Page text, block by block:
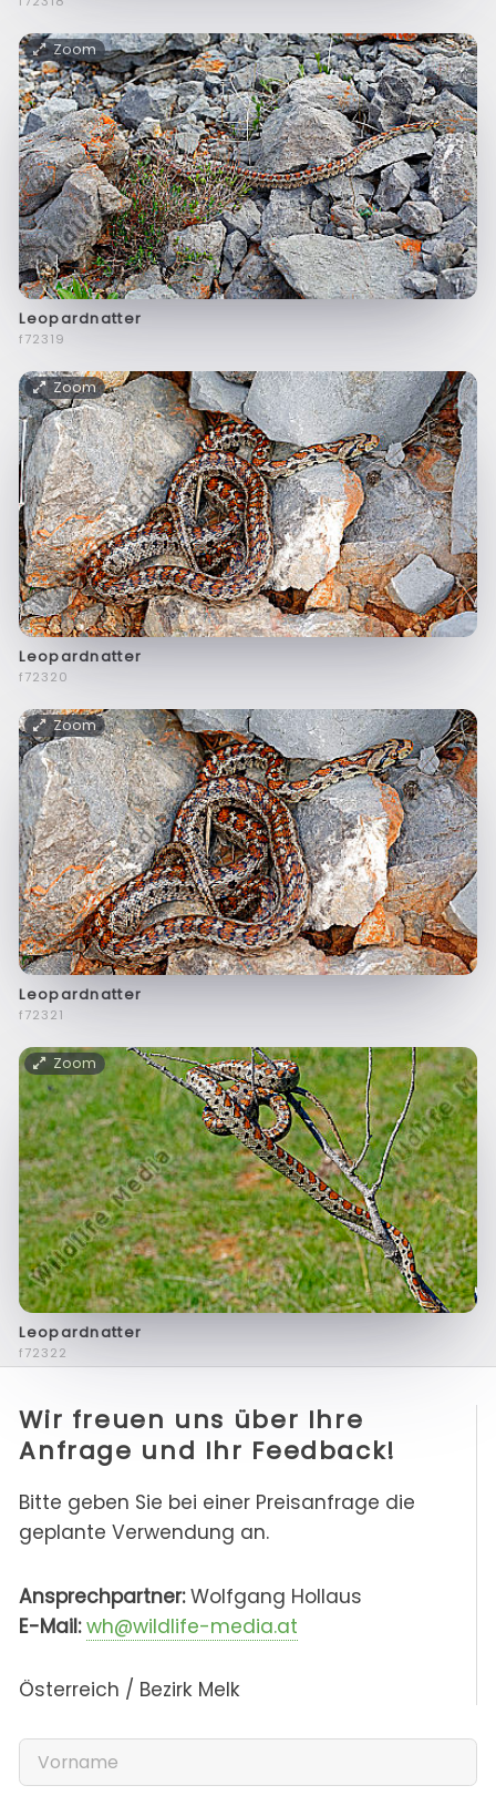
Zoom
Leopardnatter
f72319
Zoom
Leopardnatter
f72320
Zoom
Leopardnatter
f72321
Zoom
Leopardnatter
f72322
Wir freuen uns über Ihre
Anfrage und Ihr Feedback!
Bitte geben Sie bei einer Preisanfrage die
geplante Verwendung an.
Ansprechpartner:Wolfgang Hollaus
E-Mail: wh@wildlife-media.at
Österreich / Bezirk Melk